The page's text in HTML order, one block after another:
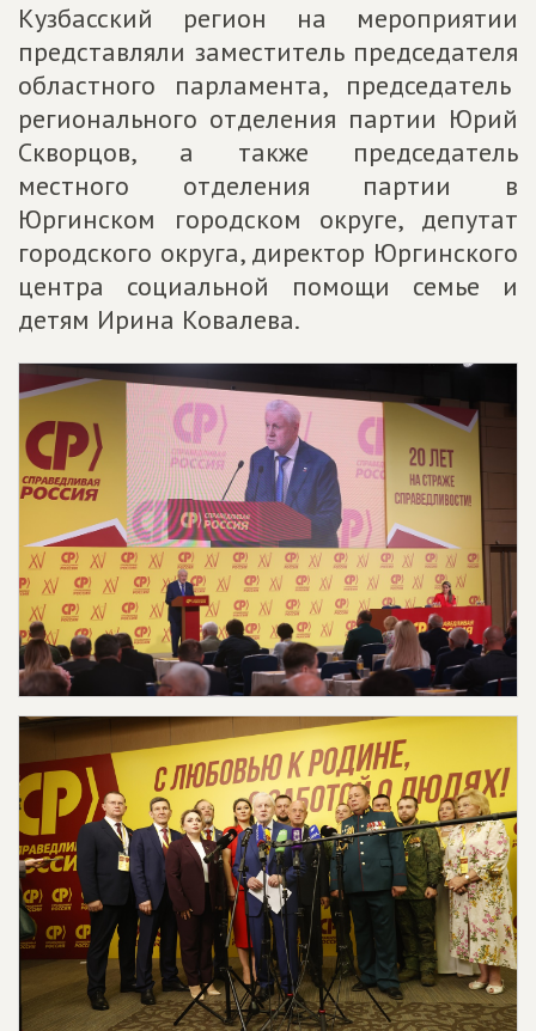
Кузбасский регион на мероприятии
представляли заместитель председателя
областного парламента, председатель
регионального отделения партии Юрий
Скворцов, а также председатель
местного отделения партии в
Юргинском городском округе, депутат
городского округа, директор Юргинского
центра социальной помощи семье и
детям Ирина Ковалева.